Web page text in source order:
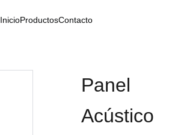
InicioProductosContacto
Panel
Acústico